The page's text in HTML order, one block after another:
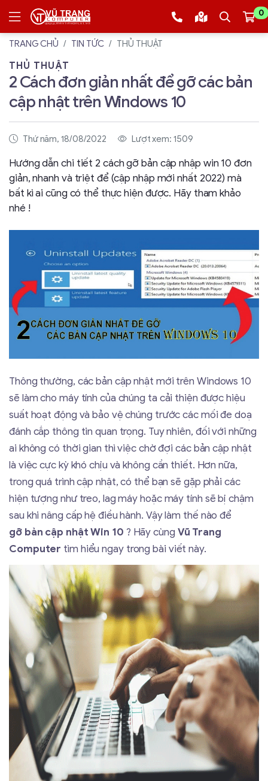
0
TRANG CHỦ TIN TỨC THỦ THUẬT
THỦ THUẬT
2 Cách đơn giản nhất để gỡ các bản
cập nhật trên Windows 10
Thứ năm, 18/08/2022 Lượt xem: 1509
Hướng dẫn chi tiết 2 cách gỡ bản cập nhập win 10 đơn
giản, nhanh và triệt để (cập nhập mới nhất 2022) mà
bất kì ai cũng có thể thực hiện được. Hãy tham khảo
nhé !
Thông thường, các bản cập nhật mới trên Windows 10
sẽ làm cho máy tính của chúng ta cải thiện được hiệu
suất hoạt động và bảo vệ chúng trước các mối đe doạ
đánh cắp thông tin quan trọng. Tuy nhiên, đối với những
ai không có thời gian thì việc chờ đợi các bản cập nhật
là việc cực kỳ khó chịu và không cần thiết. Hơn nữa,
trong quá trình cập nhật, có thể bạn sẽ gặp phải các
hiện tượng như treo, lag máy hoặc máy tính sẽ bị chậm
sau khi nâng cấp hệ điều hành. Vậy làm thế nào để
gỡ bản cập nhật Win 10 ? Hãy cùng Vũ Trang
Computer tìm hiểu ngay trong bài viết này.